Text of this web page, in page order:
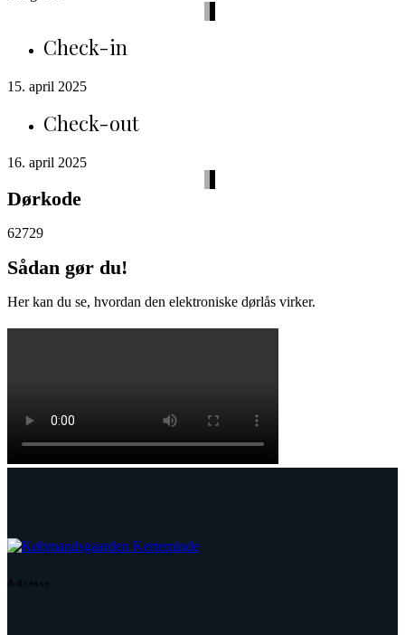
Check-in
15. april 2025
Check-out
16. april 2025
Dørkode
62729
Sådan gør du!
Her kan du se, hvordan den elektroniske dørlås virker.
Adresse